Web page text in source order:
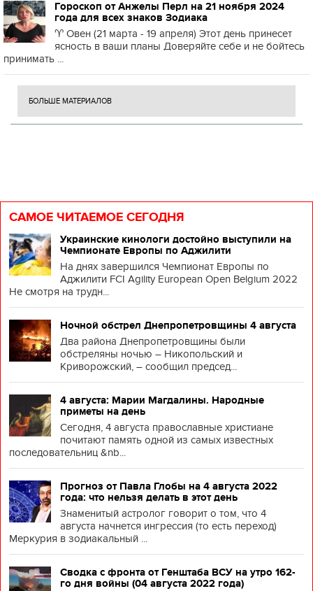
Гороскоп от Анжелы Перл на 21 ноября 2024
года для всех знаков Зодиака
♈️ Овен (21 марта - 19 апреля) Этот день принесет
ясность в ваши планы Доверяйте себе и не бойтесь
принимать ...
БОЛЬШЕ МАТЕРИАЛОВ
САМОЕ ЧИТАЕМОЕ СЕГОДНЯ
Украинские кинологи достойно выступили на
Чемпионате Европы по Аджилити
На днях завершился Чемпионат Европы по
Аджилити FCI Agility European Open Belgium 2022
Не смотря на трудн...
Ночной обстрел Днепропетровщины 4 августа
Два района Днепропетровщины были
обстреляны ночью – Никопольский и
Криворожский, – сообщил председ...
4 августа: Марии Магдалины. Народные
приметы на день
Сегодня, 4 августа православные христиане
почитают память одной из самых известных
последовательниц &nb...
Прогноз от Павла Глобы на 4 августа 2022
года: что нельзя делать в этот день
Знаменитый астролог говорит о том, что 4
августа начнется ингрессия (то есть переход)
Меркурия в зодиакальный ...
Сводка с фронта от Генштаба ВСУ на утро 162-
го дня войны (04 августа 2022 года)